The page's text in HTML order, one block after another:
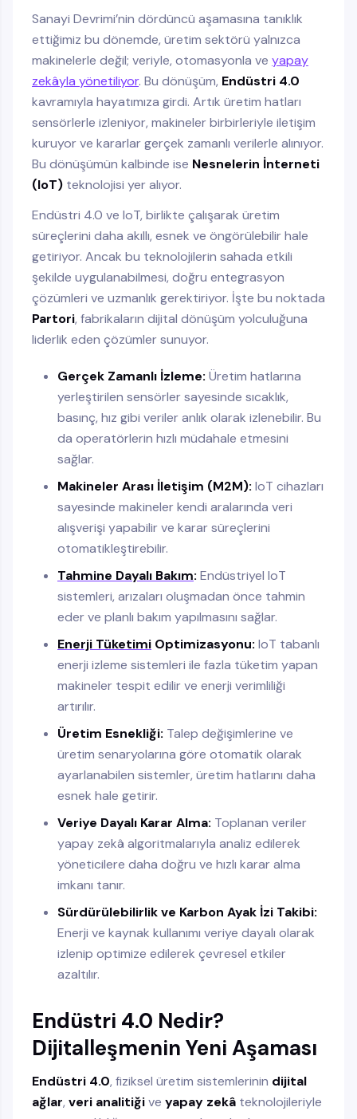
Sanayi Devrimi’nin dördüncü aşamasına tanıklık
ettiğimiz bu dönemde, üretim sektörü yalnızca
makinelerle değil; veriyle, otomasyonla ve yapay
zekâyla yönetiliyor. Bu dönüşüm, Endüstri 4.0
kavramıyla hayatımıza girdi. Artık üretim hatları
sensörlerle izleniyor, makineler birbirleriyle iletişim
kuruyor ve kararlar gerçek zamanlı verilerle alınıyor.
Bu dönüşümün kalbinde ise Nesnelerin İnterneti
(IoT) teknolojisi yer alıyor.
Endüstri 4.0 ve IoT, birlikte çalışarak üretim
süreçlerini daha akıllı, esnek ve öngörülebilir hale
getiriyor. Ancak bu teknolojilerin sahada etkili
şekilde uygulanabilmesi, doğru entegrasyon
çözümleri ve uzmanlık gerektiriyor. İşte bu noktada
Partori, fabrikaların dijital dönüşüm yolculuğuna
liderlik eden çözümler sunuyor.
Gerçek Zamanlı İzleme: Üretim hatlarına
yerleştirilen sensörler sayesinde sıcaklık,
basınç, hız gibi veriler anlık olarak izlenebilir. Bu
da operatörlerin hızlı müdahale etmesini
sağlar.
Makineler Arası İletişim (M2M): IoT cihazları
sayesinde makineler kendi aralarında veri
alışverişi yapabilir ve karar süreçlerini
otomatikleştirebilir.
Tahmine Dayalı Bakım: Endüstriyel IoT
sistemleri, arızaları oluşmadan önce tahmin
eder ve planlı bakım yapılmasını sağlar.
Enerji Tüketimi Optimizasyonu: IoT tabanlı
enerji izleme sistemleri ile fazla tüketim yapan
makineler tespit edilir ve enerji verimliliği
artırılır.
Üretim Esnekliği: Talep değişimlerine ve
üretim senaryolarına göre otomatik olarak
ayarlanabilen sistemler, üretim hatlarını daha
esnek hale getirir.
Veriye Dayalı Karar Alma: Toplanan veriler
yapay zekâ algoritmalarıyla analiz edilerek
yöneticilere daha doğru ve hızlı karar alma
imkanı tanır.
Sürdürülebilirlik ve Karbon Ayak İzi Takibi:
Enerji ve kaynak kullanımı veriye dayalı olarak
izlenip optimize edilerek çevresel etkiler
azaltılır.
Endüstri 4.0 Nedir?
Dijitalleşmenin Yeni Aşaması
Endüstri 4.0, fiziksel üretim sistemlerinin dijital
ağlar, veri analitiğive yapay zekâ teknolojileriyle